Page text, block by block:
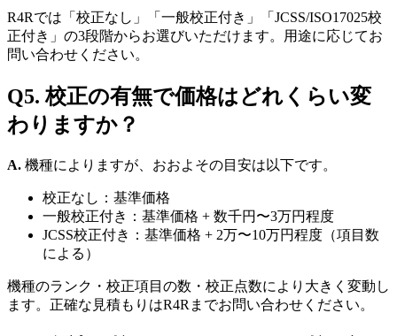
R4Rでは「校正なし」「一般校正付き」「JCSS/ISO17025校
正付き」の3段階からお選びいただけます。用途に応じてお
問い合わせください。
Q5. 校正の有無で価格はどれくらい変
わりますか？
A. 機種によりますが、おおよその目安は以下です。
校正なし：基準価格
一般校正付き：基準価格 + 数千円〜3万円程度
JCSS校正付き：基準価格 + 2万〜10万円程度（項目数
による）
機種のランク・校正項目の数・校正点数により大きく変動し
ます。正確な見積もりはR4Rまでお問い合わせください。